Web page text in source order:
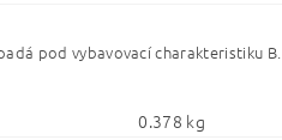
pod vybavovací charakteristiku B.
0.378 kg